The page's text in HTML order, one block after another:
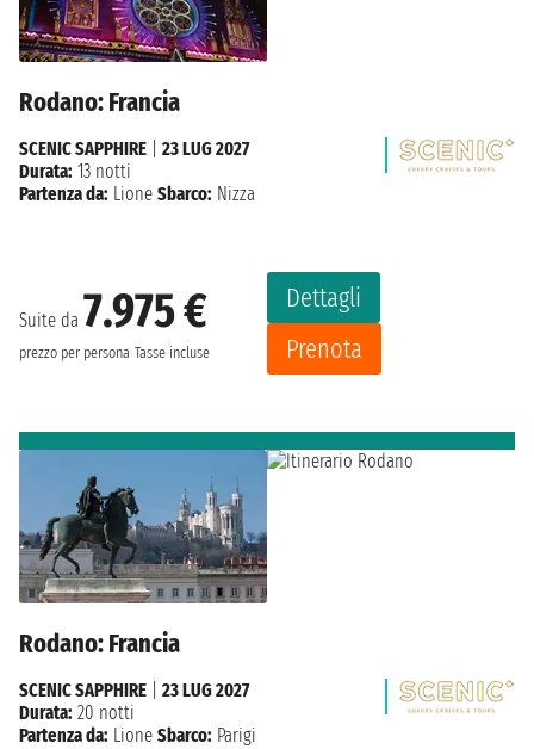
Rodano: Francia
Suite da 7.975 €
prezzo per persona Tasse incluse
Dettagli
Prenota
SCENIC SAPPHIRE
23 LUG 2027
Durata: 13 notti
Partenza da: Lione Sbarco: Nizza
Rodano: Francia
SCENIC SAPPHIRE
23 LUG 2027
Durata: 20 notti
Partenza da: Lione Sbarco: Parigi